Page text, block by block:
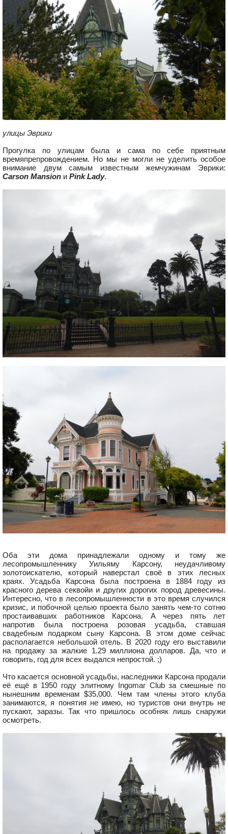
улицы Эврики
Прогулка по улицам была и сама по себе приятным
времяпрепровождением. Но мы не могли не уделить особое
внимание двум самым известным жемчужинам Эврики:
Carson Mansion и Pink Lady.
Оба эти дома принадлежали одному и тому же
лесопромышленнику Уильяму Карсону, неудачливому
золотоискателю, который наверстал своё в этих лесных
краях. Усадьба Карсона была построена в 1884 году из
красного дерева секвойи и других дорогих пород древесины.
Интересно, что в лесопромышленности в это время случился
кризис, и побочной целью проекта было занять чем-то сотню
простаивавших работников Карсона. А через пять лет
напротив была построена розовая усадьба, ставшая
свадебным подарком сыну Карсона. В этом доме сейчас
располагается небольшой отель. В 2020 году его выставили
на продажу за жалкие 1.29 миллиона долларов. Да, что и
говорить, год для всех выдался непростой. ;)
Что касается основной усадьбы, наследники Карсона продали
её ещё в 1950 году элитному Ingomar Club за смешные по
нынешним временам $35,000. Чем там члены этого клуба
занимаются, я понятия не имею, но туристов они внутрь не
пускают, заразы. Так что пришлось особняк лишь снаружи
осмотреть.